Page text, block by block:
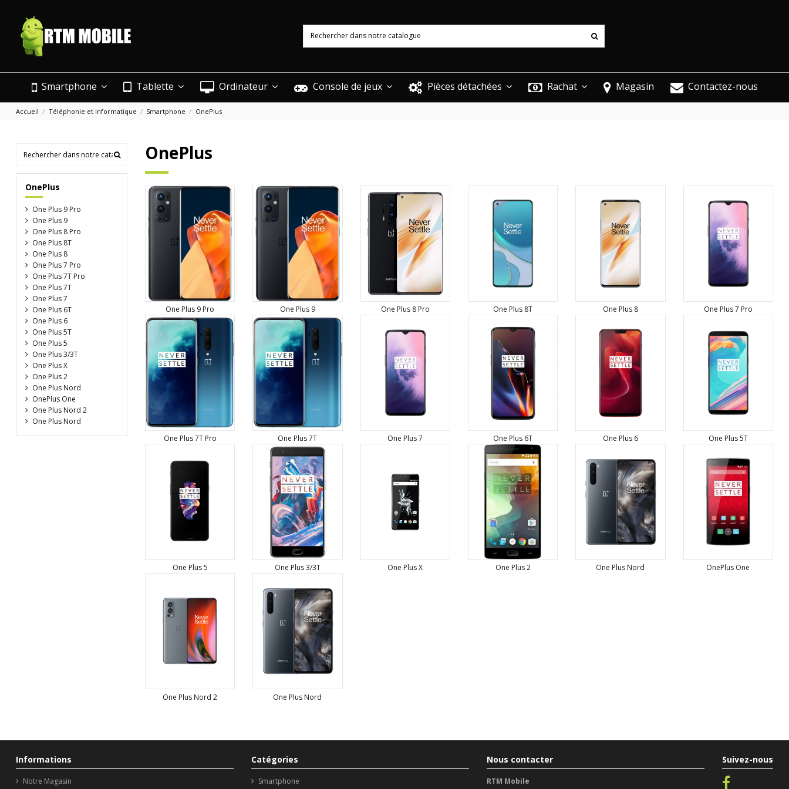
Smartphone Tablette Ordinateur Console de jeux Pièces détachées Rachat Magasin Contactez-nous
Accueil Téléphonie et Informatique Smartphone OnePlus
OnePlus
One Plus 9 Pro One Plus 9 One Plus 8 Pro One Plus 8T One Plus 8 One Plus 7 Pro
One Plus 7T Pro One Plus 7T One Plus 7 One Plus 6T One Plus 6 One Plus 5T
One Plus 5 One Plus 3/3T One Plus X One Plus 2 One Plus Nord OnePlus One
One Plus Nord 2 One Plus Nord
OnePlus
One Plus 9 Pro
One Plus 9
One Plus 8 Pro
One Plus 8T
One Plus 8
One Plus 7 Pro
One Plus 7T Pro
One Plus 7T
One Plus 7
One Plus 6T
One Plus 6
One Plus 5T
One Plus 5
One Plus 3/3T
One Plus X
One Plus 2
One Plus Nord
OnePlus One
One Plus Nord 2
One Plus Nord
Informations
Notre Magasin
Catégories
Smartphone
Nous contacter
RTM Mobile
Suivez-nous